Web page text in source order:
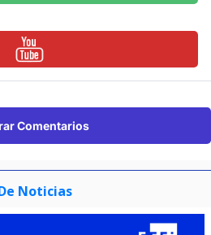
Comentarios
Noticias